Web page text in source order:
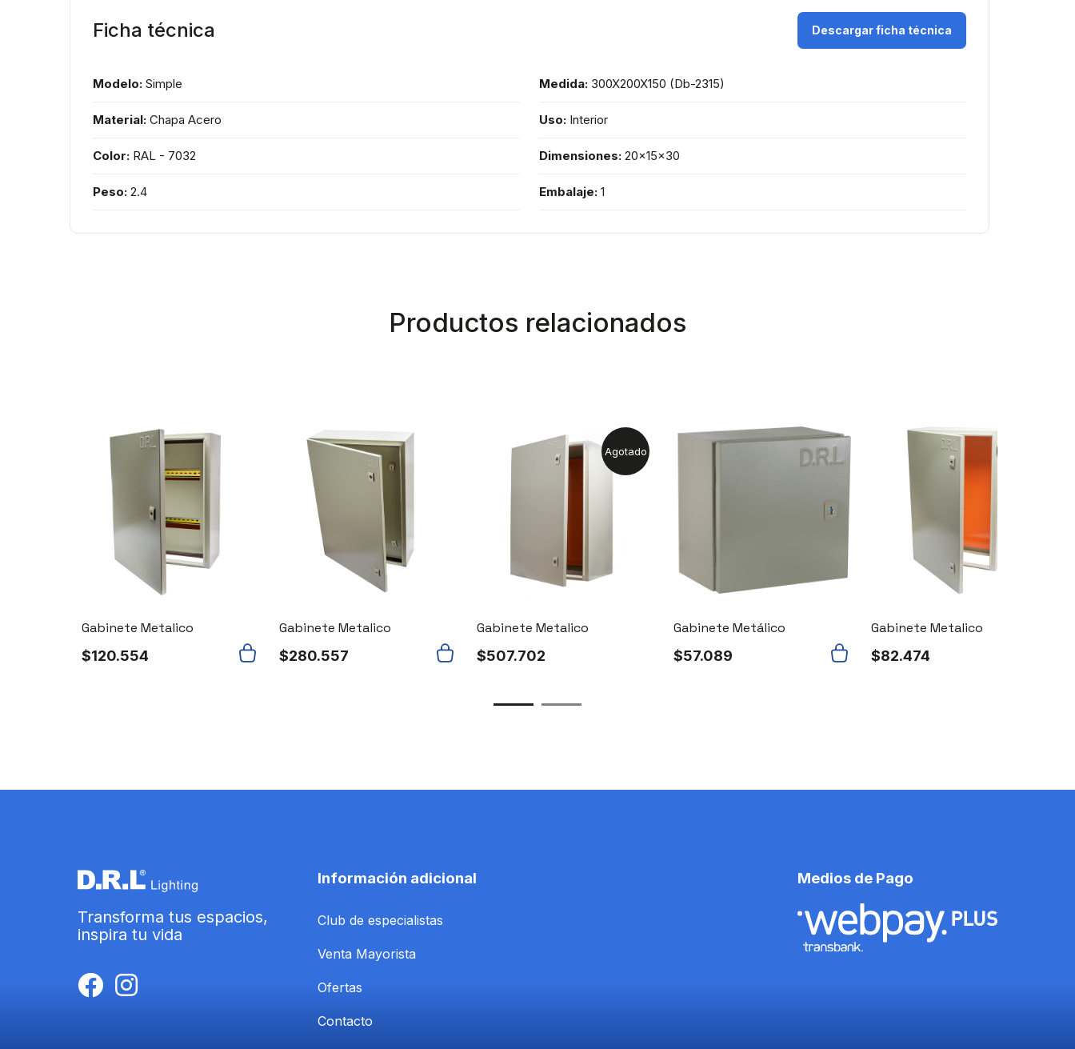
Ficha técnica Descargar ficha técnica
Modelo: Simple Medida: 300X200X150 (Db-2315)
Material: Chapa Acero Uso: Interior
Color: RAL - 7032 Dimensiones: 20x15x30
Peso: 2.4 Embalaje: 1
Productos relacionados
Gabinete Metalico
$120.554
Gabinete Metalico
$280.557
Agotado
Gabinete Metalico
$507.702
Gabinete Metálico
$57.089
Gabinete Metalico
$82.474
Transforma tus espacios,
inspira tu vida
Información adicional
Club de especialistas
Venta Mayorista
Ofertas
Contacto
Medios de Pago